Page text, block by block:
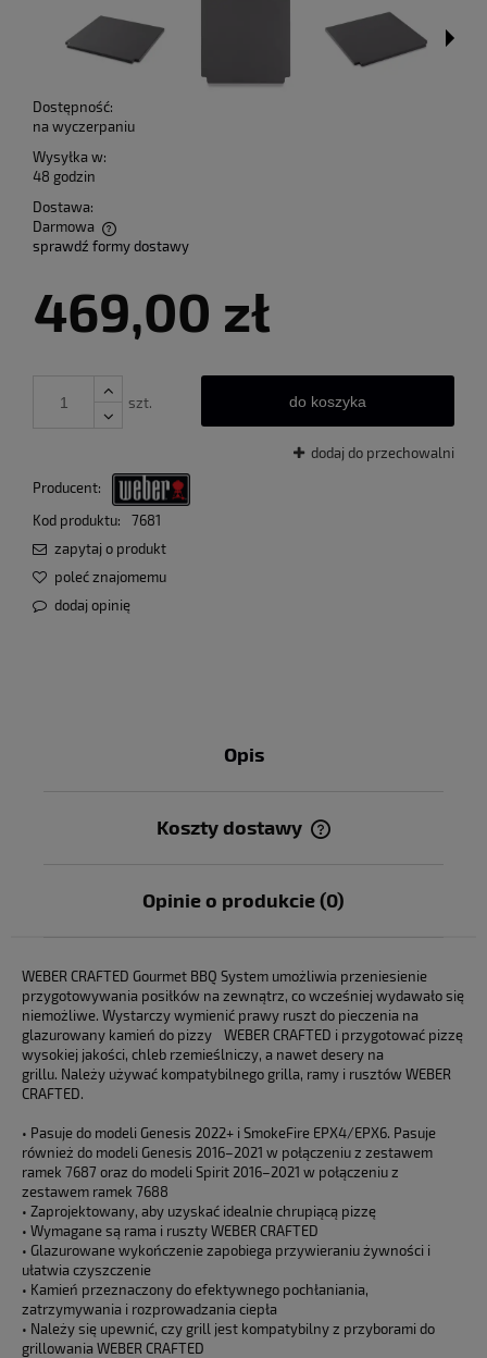
Dostępność:
na wyczerpaniu
Wysyłka w:
48 godzin
Dostawa:
Darmowa
Cena nie zawiera ewentualnych kosztów płatności
sprawdź formy dostawy
469,00 zł
szt. do koszyka
dodaj do przechowalni
Producent:
Kod produktu:
7681
zapytaj o produkt
poleć znajomemu
dodaj opinię
Opis
Koszty dostawy
Cena nie zawiera ewentualnych kosztów płatności
Opinie o produkcie (0)
WEBER CRAFTED Gourmet BBQ System umożliwia przeniesienie
przygotowywania posiłków na zewnątrz, co wcześniej wydawało się
niemożliwe. Wystarczy wymienić prawy ruszt do pieczenia na
glazurowany kamień do pizzy WEBER CRAFTED i przygotować pizzę
wysokiej jakości, chleb rzemieślniczy, a nawet desery na
grillu. Należy używać kompatybilnego grilla, ramy i rusztów WEBER
CRAFTED.
• Pasuje do modeli Genesis 2022+ i SmokeFire EPX4/EPX6. Pasuje
również do modeli Genesis 2016–2021 w połączeniu z zestawem
ramek 7687 oraz do modeli Spirit 2016–2021 w połączeniu z
zestawem ramek 7688
• Zaprojektowany, aby uzyskać idealnie chrupiącą pizzę
• Wymagane są rama i ruszty WEBER CRAFTED
• Glazurowane wykończenie zapobiega przywieraniu żywności i
ułatwia czyszczenie
• Kamień przeznaczony do efektywnego pochłaniania,
zatrzymywania i rozprowadzania ciepła
• Należy się upewnić, czy grill jest kompatybilny z przyborami do
grillowania WEBER CRAFTED